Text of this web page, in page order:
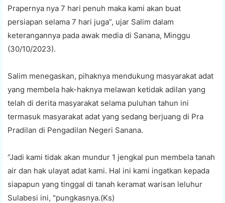
Prapernya nya 7 hari penuh maka kami akan buat
persiapan selama 7 hari juga”, ujar Salim dalam
keterangannya pada awak media di Sanana, Minggu
(30/10/2023).
Salim menegaskan, pihaknya mendukung masyarakat adat
yang membela hak-haknya melawan ketidak adilan yang
telah di derita masyarakat selama puluhan tahun ini
termasuk masyarakat adat yang sedang berjuang di Pra
Pradilan di Pengadilan Negeri Sanana.
“Jadi kami tidak akan mundur 1 jengkal pun membela tanah
air dan hak ulayat adat kami. Hal ini kami ingatkan kepada
siapapun yang tinggal di tanah keramat warisan leluhur
Sulabesi ini, "pungkasnya.(Ks)